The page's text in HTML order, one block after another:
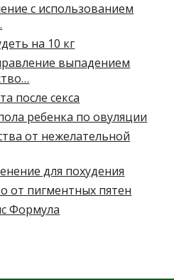
с использованием
на 10 кг
выпадением
после секса
ребенка по овуляции
от нежелательной
для похудения
от пигментных пятен
Формула